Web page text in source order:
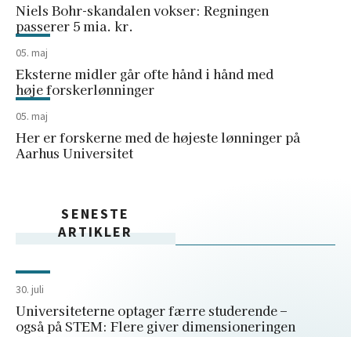
Niels Bohr-skandalen vokser: Regningen
passerer 5 mia. kr.
05. maj
Eksterne midler går ofte hånd i hånd med
høje forskerlønninger
05. maj
Her er forskerne med de højeste lønninger på
Aarhus Universitet
SENESTE
ARTIKLER
30. juli
Universiteterne optager færre studerende –
også på STEM: Flere giver dimensioneringen